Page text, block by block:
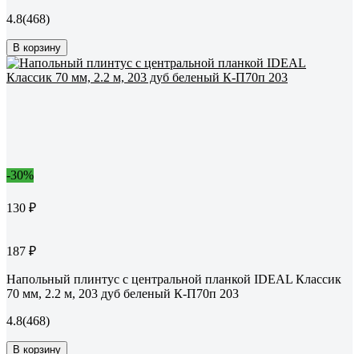
4.8(468)
В корзину
-30%
130 ₽
187 ₽
Напольный плинтус с центральной планкой IDEAL Классик
70 мм, 2.2 м, 203 дуб беленый К-П70п 203
4.8(468)
В корзину